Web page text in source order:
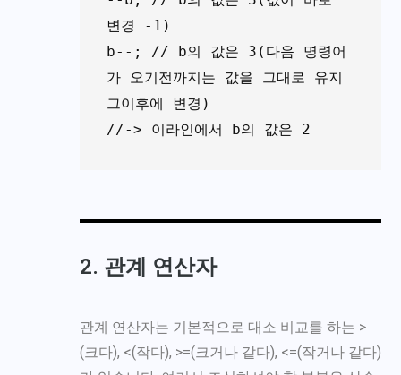
변경 -1)
b--; // b의 값은 3(다음 명령어
가 오기전까지는 값을 그대로 유지
그이후에 변경)
//-> 이라인에서 b의 값은 2
2. 관계 연산자
관계 연산자는 기본적으로 대소 비교를 하는 >
(크다), <(작다), >=(크거나 같다), <=(작거나 같다)